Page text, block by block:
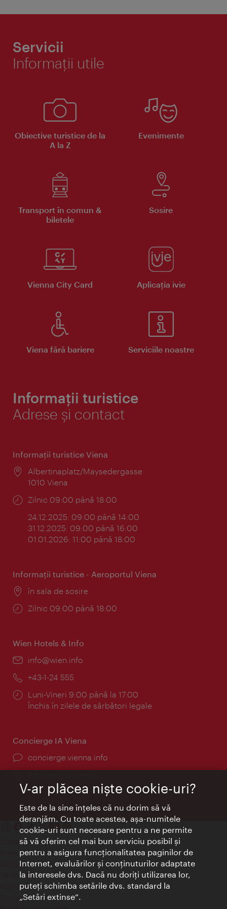
Servicii
Informaţii utile
Obiective turistice de la
A la Z
Evenimente
Transport în comun &
biletele
Sosire
Vienna City Card Aplicaţia ivie
Viena fără bariere Serviciile noastre
Informații turistice
Adrese și contact
Informaţii turistice Viena
Locul:
Albertinaplatz/Maysedergasse
1010 Viena
Program:
Zilnic 09:00 până 18:00
24.12.2025: 09:00 până 14:00
31.12.2025: 09:00 până 16:00
01.01.2026: 11:00 până 18:00
Informaţii turistice - Aeroportul Viena
Locul:
în sala de sosire
Program:
Zilnic 09:00 până 18:00
Wien Hotels & Info
E-
info@wien.info
Telefon:
+43-1-24 555
Program:
Luni-Vineri 9:00 până la 17:00
Închis în zilele de sărbători legale
Concierge IA Viena
concierge.vienna.info
Contact
Credits
Declaraţie privind protecţia datelor
Terms of Use
Accesibilitate
Contact presa
V-ar plăcea nişte cookie-uri?
Este de la sine înţeles că nu dorim să vă
deranjăm. Cu toate acestea, aşa-numitele
cookie-uri sunt necesare pentru a ne permite
să vă oferim cel mai bun serviciu posibil şi
pentru a asigura funcţionalitatea paginilor de
Internet, evaluărilor şi conţinuturilor adaptate
la interesele dvs. Dacă nu doriţi utilizarea lor,
puteţi schimba setările dvs. standard la
„Setări extinse“.